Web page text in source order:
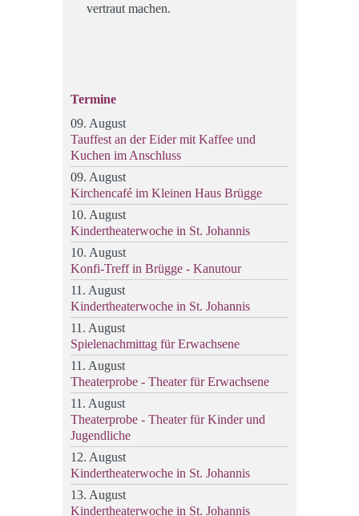
vertraut machen.
Termine
09. August
Tauffest an der Eider mit Kaffee und
Kuchen im Anschluss
09. August
Kirchencafé im Kleinen Haus Brügge
10. August
Kindertheaterwoche in St. Johannis
10. August
Konfi-Treff in Brügge - Kanutour
11. August
Kindertheaterwoche in St. Johannis
11. August
Spielenachmittag für Erwachsene
11. August
Theaterprobe - Theater für Erwachsene
11. August
Theaterprobe - Theater für Kinder und
Jugendliche
12. August
Kindertheaterwoche in St. Johannis
13. August
Kindertheaterwoche in St. Johannis